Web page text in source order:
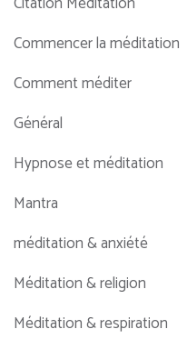
Commencer la méditation
Comment méditer
Général
Hypnose et méditation
Mantra
méditation & anxiété
Méditation & religion
Méditation & respiration